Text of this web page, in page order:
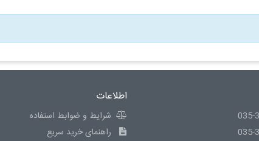
035-
035-
اطلاعات
شرایط و ضوابط استفاده
راهنمای خرید سریع